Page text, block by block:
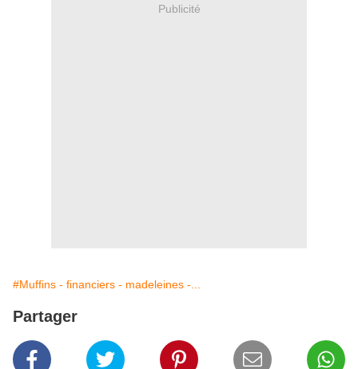
Publicité
#Muffins - financiers - madeleines -...
Partager